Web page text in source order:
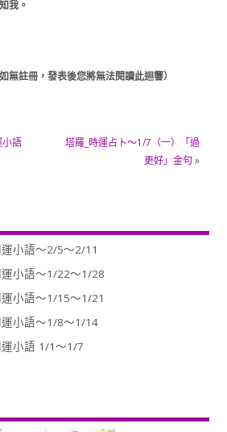
我。
無註冊，發表後您將無法閱讀此迴響）
小語
塔羅_時運占卜～1/7（一）「過
更好」金句 »
小語～2/5～2/11
小語～1/22～1/28
小語～1/15～1/21
小語～1/8～1/14
小語 1/1～1/7